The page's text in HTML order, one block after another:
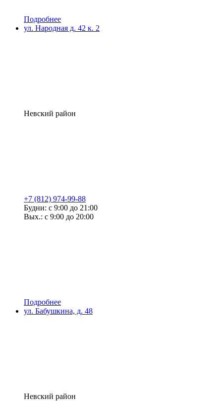
Подробнее
ул. Народная д. 42 к. 2
Невский район
+7 (812) 974-99-88
Будни: с 9:00 до 21:00
Вых.: с 9:00 до 20:00
Подробнее
ул. Бабушкина, д. 48
Невский район